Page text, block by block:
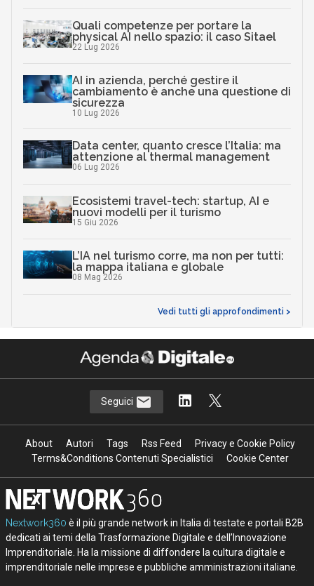
Quali competenze per portare la
physical AI nello spazio: il caso Sitael
22 Lug 2026
AI in azienda, perché gestire il
cambiamento è anche una questione di
sicurezza
10 Lug 2026
Data center, quanto cresce l’Italia: ma
attenzione al thermal management
06 Lug 2026
Ecosistemi travel-tech: startup, AI e
nuovi modelli per il turismo
15 Giu 2026
L’IA nel turismo corre, ma non per tutti:
la mappa italiana e globale
08 Mag 2026
Vedi tutti gli approfondimenti >
Seguici
About Autori Tags Rss Feed
Privacy e Cookie Policy
Terms&Conditions Contenuti Specialistici
Cookie Center
Nextwork360 è il più grande network in Italia di testate e portali B2B
dedicati ai temi della Trasformazione Digitale e dell’Innovazione
Imprenditoriale. Ha la missione di diffondere la cultura digitale e
imprenditoriale nelle imprese e pubbliche amministrazioni italiane.